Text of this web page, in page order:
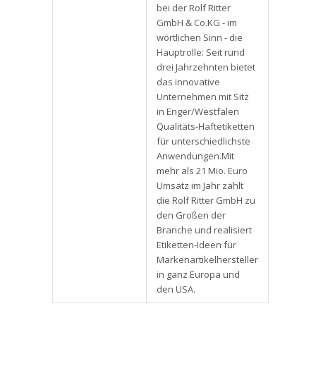
bei der Rolf Ritter
GmbH & Co.KG - im
wörtlichen Sinn - die
Hauptrolle: Seit rund
drei Jahrzehnten bietet
das innovative
Unternehmen mit Sitz
in Enger/Westfalen
Qualitäts-Haftetiketten
für unterschiedlichste
Anwendungen.Mit
mehr als 21 Mio. Euro
Umsatz im Jahr zählt
die Rolf Ritter GmbH zu
den Großen der
Branche und realisiert
Etiketten-Ideen für
Markenartikelhersteller
in ganz Europa und
den USA.